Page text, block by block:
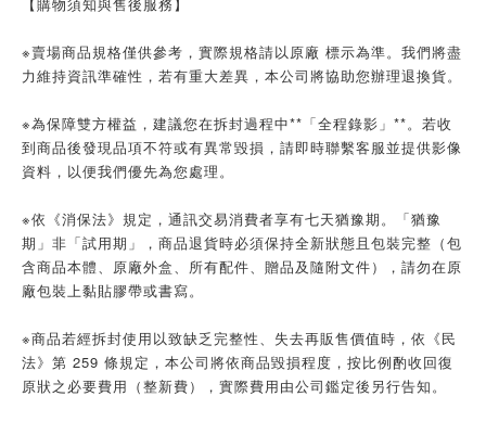
※賣場商品規格僅供參考，實際規格請以原廠 標示為準。我們將盡
力維持資訊準確性，若有重大差異，本公司將協助您辦理退換貨。
※為保障雙方權益，建議您在拆封過程中**「全程錄影」**。若收
到商品後發現品項不符或有異常毀損，請即時聯繫客服並提供影像
資料，以便我們優先為您處理。
※依《消保法》規定，通訊交易消費者享有七天猶豫期。「猶豫
期」非「試用期」，商品退貨時必須保持全新狀態且包裝完整（包
含商品本體、原廠外盒、所有配件、贈品及隨附文件），請勿在原
廠包裝上黏貼膠帶或書寫。
※商品若經拆封使用以致缺乏完整性、失去再販售價值時，依《民
法》第 259 條規定，本公司將依商品毀損程度，按比例酌收回復
原狀之必要費用（整新費），實際費用由公司鑑定後另行告知。